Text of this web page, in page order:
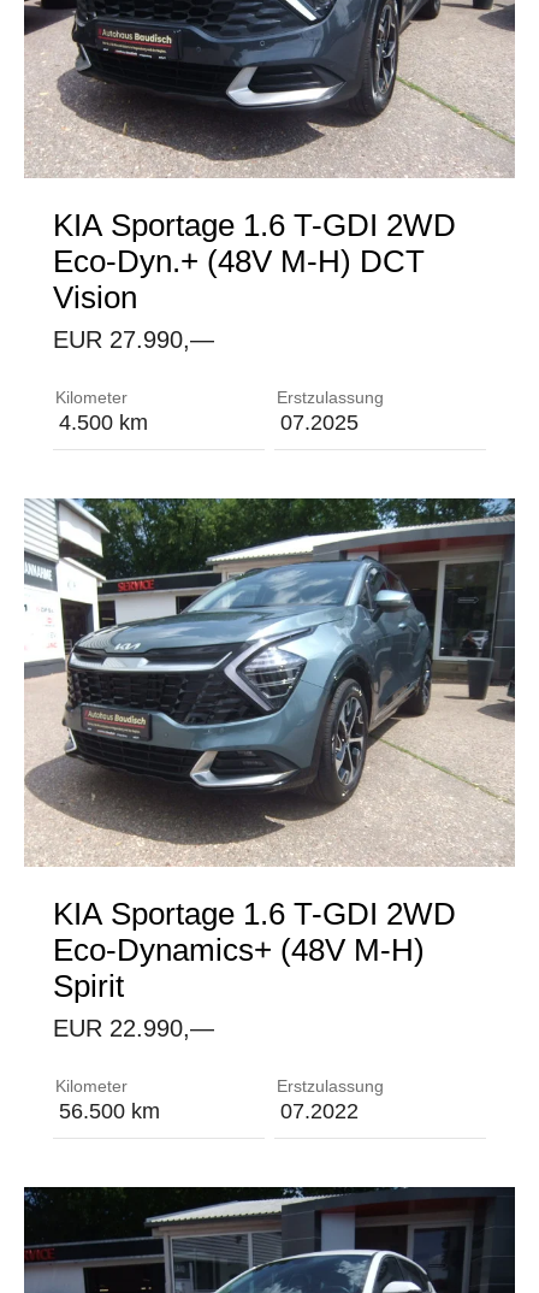
KIA Sportage 1.6 T-GDI 2WD
Eco-Dyn.+ (48V M-H) DCT
Vision
EUR 27.990,—
Kilometer
4.500 km
Erstzulassung
07.2025
KIA Sportage 1.6 T-GDI 2WD
Eco-Dynamics+ (48V M-H)
Spirit
EUR 22.990,—
Kilometer
56.500 km
Erstzulassung
07.2022